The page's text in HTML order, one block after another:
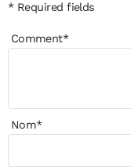
* Required fields
Comment*
Nom*